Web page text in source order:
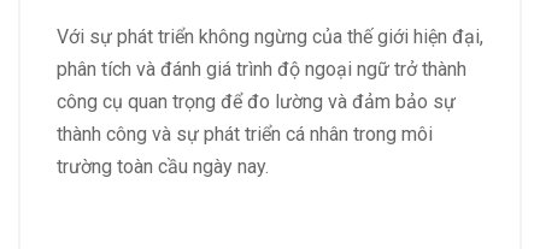
Với sự phát triển không ngừng của thế giới hiện đại,
phân tích và đánh giá trình độ ngoại ngữ trở thành
công cụ quan trọng để đo lường và đảm bảo sự
thành công và sự phát triển cá nhân trong môi
trường toàn cầu ngày nay.